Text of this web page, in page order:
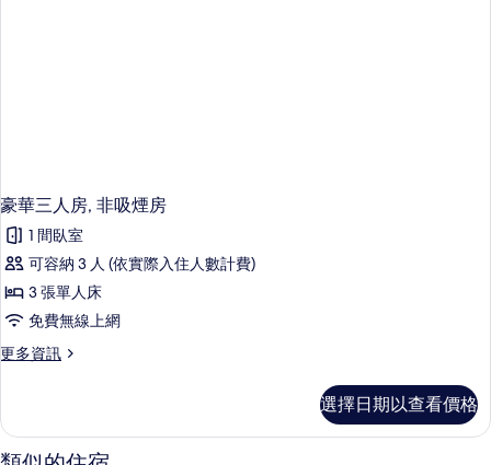
豪華三人房, 非吸煙房
1 間臥室
可容納 3 人 (依實際入住人數計費)
3 張單人床
免費無線上網
更多資訊
更
三
人
選擇日期以查看價格